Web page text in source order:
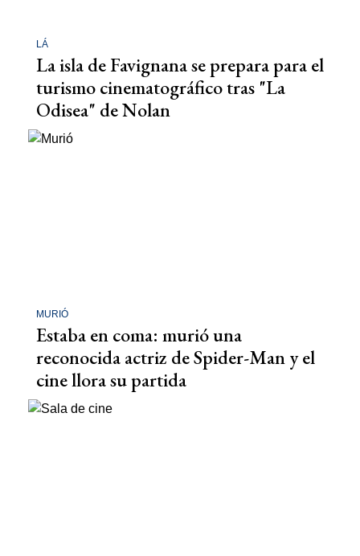
LÁ
La isla de Favignana se prepara para el
turismo cinematográfico tras "La
Odisea" de Nolan
MURIÓ
Estaba en coma: murió una
reconocida actriz de Spider-Man y el
cine llora su partida